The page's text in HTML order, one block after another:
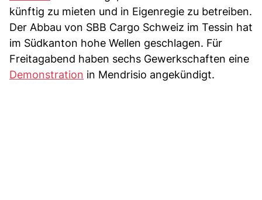
künftig zu mieten und in Eigenregie zu betreiben.
Der Abbau von SBB Cargo Schweiz im Tessin hat
im Südkanton hohe Wellen geschlagen. Für
Freitagabend haben sechs Gewerkschaften eine
Demonstration in Mendrisio angekündigt.